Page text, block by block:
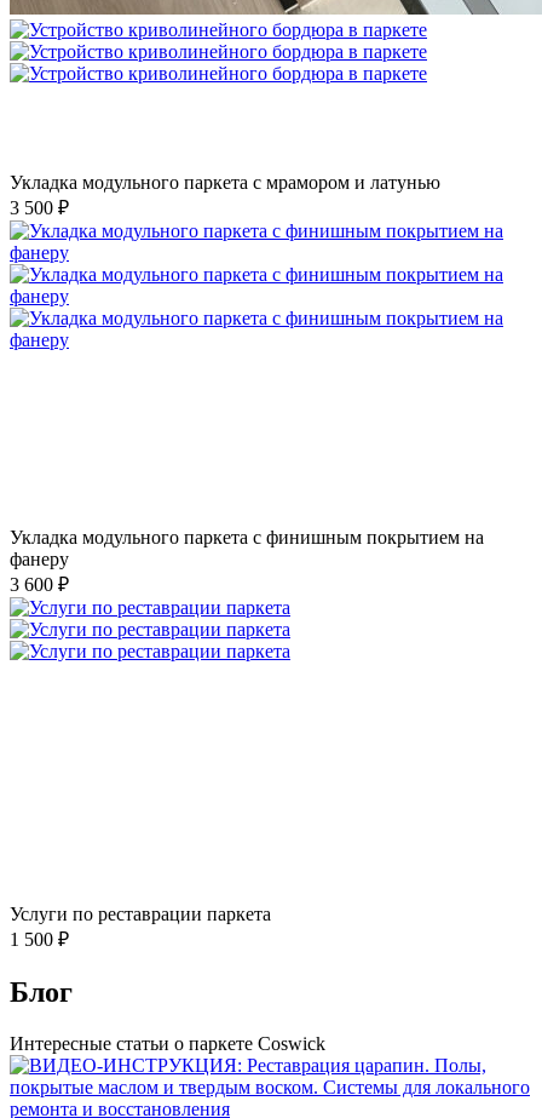
Укладка модульного паркета с мрамором и латунью
3 500 ₽
Укладка модульного паркета с финишным покрытием на
фанеру
3 600 ₽
Услуги по реставрации паркета
1 500 ₽
Блог
Интересные статьи о паркете Coswick